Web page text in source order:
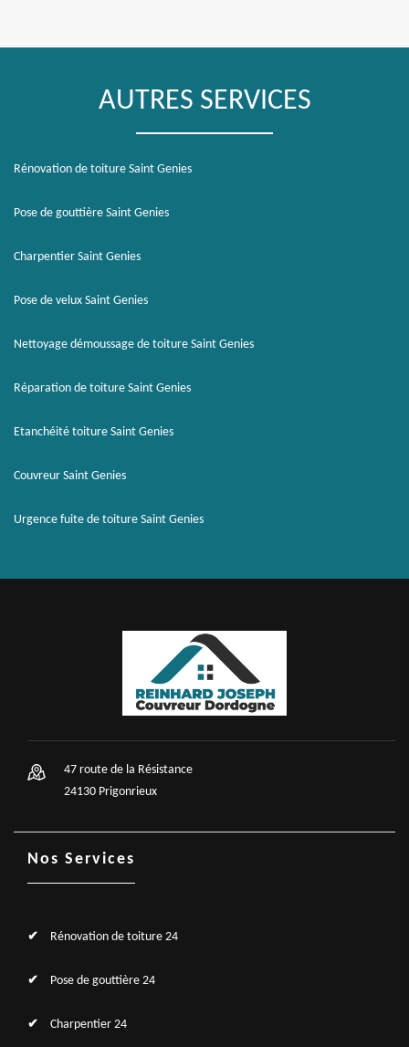
AUTRES SERVICES
Rénovation de toiture Saint Genies
Pose de gouttière Saint Genies
Charpentier Saint Genies
Pose de velux Saint Genies
Nettoyage démoussage de toiture Saint Genies
Réparation de toiture Saint Genies
Etanchéité toiture Saint Genies
Couvreur Saint Genies
Urgence fuite de toiture Saint Genies
47 route de la Résistance
24130 Prigonrieux
Nos Services
Rénovation de toiture 24
Pose de gouttière 24
Charpentier 24